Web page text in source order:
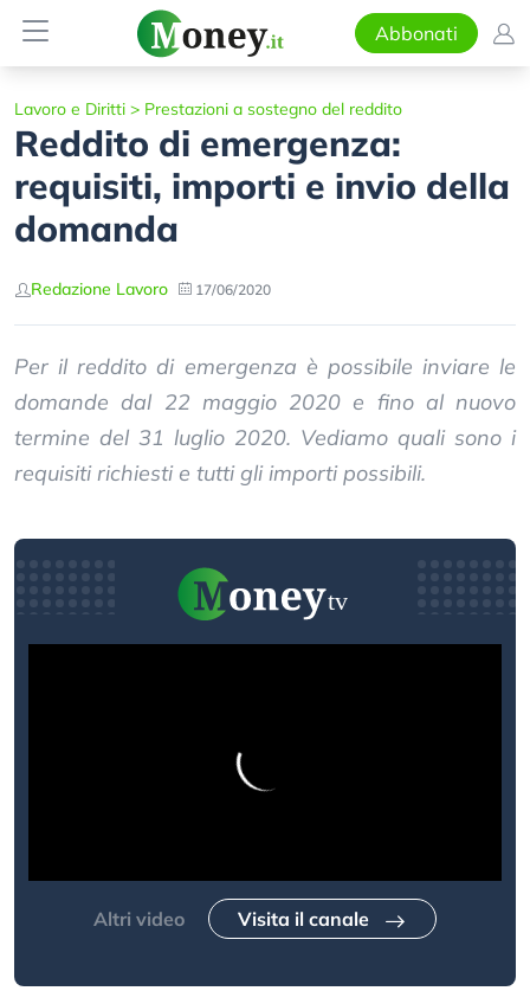
Abbonati
Lavoro e Diritti > Prestazioni a sostegno del reddito
Reddito di emergenza:
requisiti, importi e invio della
domanda
Redazione Lavoro 17/06/2020
Per il reddito di emergenza è possibile inviare le
domande dal 22 maggio 2020 e fino al nuovo
termine del 31 luglio 2020. Vediamo quali sono i
requisiti richiesti e tutti gli importi possibili.
Altri video Visita il canale